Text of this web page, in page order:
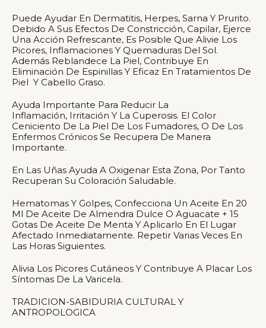
Puede Ayudar En Dermatitis, Herpes, Sarna Y Prurito.
Debido A Sus Efectos De Constricción, Capilar, Ejerce
Una Acción Refrescante, Es Posible Que Alivie Los
Picores, Inflamaciones Y Quemaduras Del Sol.
Además Reblandece La Piel, Contribuye En
Eliminación De Espinillas Y Eficaz En Tratamientos De
Piel Y Cabello Graso.
Ayuda Importante Para Reducir La
Inflamación, Irritación Y La Cuperosis. El Color
Ceniciento De La Piel De Los Fumadores, O De Los
Enfermos Crónicos Se Recupera De Manera
Importante.
En Las Uñas Ayuda A Oxigenar Esta Zona, Por Tanto
Recuperan Su Coloración Saludable.
Hematomas Y Golpes, Confecciona Un Aceite En 20
Ml De Aceite De Almendra Dulce O Aguacate + 15
Gotas De Aceite De Menta Y Aplicarlo En El Lugar
Afectado Inmediatamente. Repetir Varias Veces En
Las Horas Siguientes.
Alivia Los Picores Cutáneos Y Contribuye A Placar Los
Síntomas De La Varicela.
TRADICION-SABIDURIA CULTURAL Y
ANTROPOLOGICA